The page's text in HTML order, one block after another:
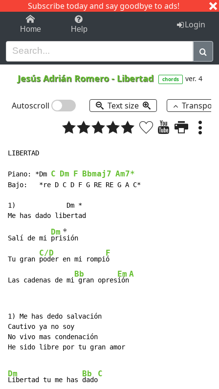
Subscribe today and say goodbye to ads!
1-9 C I J
Home Help Login
Jesús Adrián Romero- Libertad chords ver. 4
Autoscroll Text size
LIBERTAD
Piano: *Dm C Dm F Bbmaj7 Am7*
Bajo:   *re D C D F G RE RE G A C*
1)             Dm *
Salí de mi
Dm
pri
*
sión
Tu gran
C/D
poder en mi rompi
F
ó
Las cadenas de mi
Bb
gran opres
Em
ión
A
1) Me has dedo salvación
Cautivo ya no soy
No vivo mas condenación
He sido libre por tu gran amor
Dm
Libertad tu me has
Bb
dado
C